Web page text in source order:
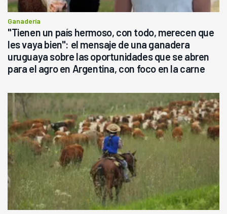
Ganadería
"Tienen un país hermoso, con todo, merecen que
les vaya bien": el mensaje de una ganadera
uruguaya sobre las oportunidades que se abren
para el agro en Argentina, con foco en la carne